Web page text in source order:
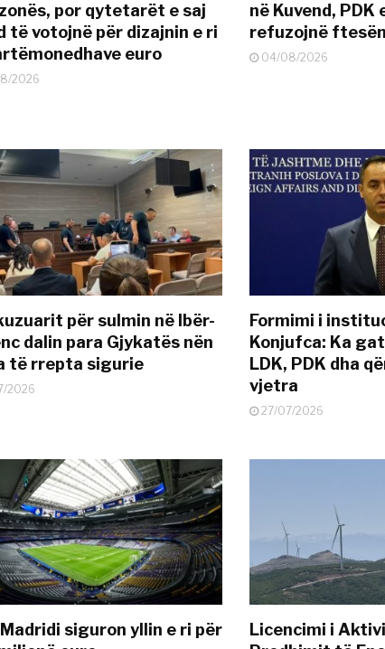
por qytetarët e saj
të votojnë për dizajnin e ri
euro
2026
në Kuvend, PDK
refuzojnë ftesën
04/08/2026
për sulmin në Ibër-
dalin para Gjykatës nën
të rrepta sigurie
2026
Formimi i
Konjufca: Ka
LDK, PDK dha
vjetra
27/07/2026
Madridi siguron yllin e ri për
Licencimi i